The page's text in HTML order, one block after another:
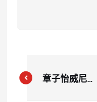
章子怡威尼斯